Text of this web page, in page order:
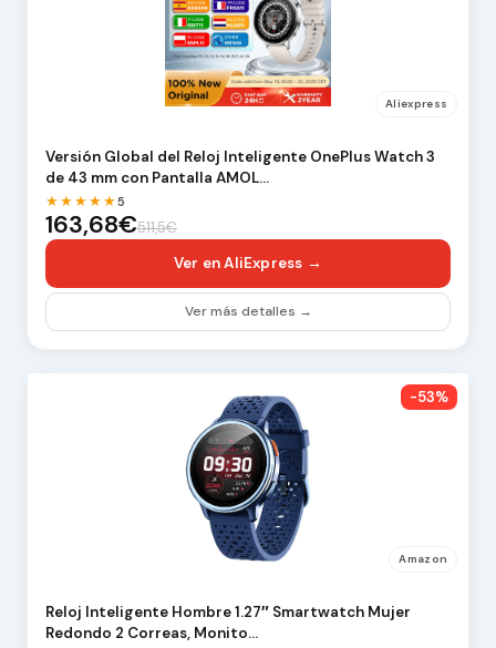
Aliexpress
Versión Global del Reloj Inteligente OnePlus Watch 3
de 43 mm con Pantalla AMOL…
★★★★★5
163,68€511,5€
Ver en AliExpress →
Ver más detalles →
-53%
Amazon
Reloj Inteligente Hombre 1.27″ Smartwatch Mujer
Redondo 2 Correas, Monito…